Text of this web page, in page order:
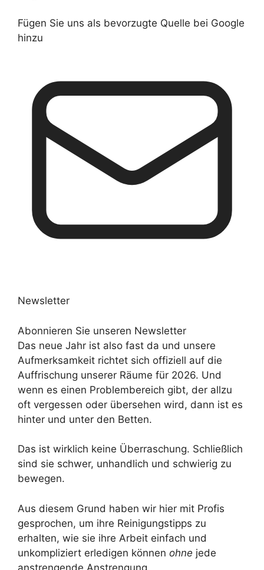
Fügen Sie uns als bevorzugte Quelle bei Google
hinzu
Newsletter
Abonnieren Sie unseren Newsletter
Das neue Jahr ist also fast da und unsere
Aufmerksamkeit richtet sich offiziell auf die
Auffrischung unserer Räume für 2026. Und
wenn es einen Problembereich gibt, der allzu
oft vergessen oder übersehen wird, dann ist es
hinter und unter den Betten.
Das ist wirklich keine Überraschung. Schließlich
sind sie schwer, unhandlich und schwierig zu
bewegen.
Aus diesem Grund haben wir hier mit Profis
gesprochen, um ihre Reinigungstipps zu
erhalten, wie sie ihre Arbeit einfach und
unkompliziert erledigen können ohne jede
anstrengende Anstrengung.